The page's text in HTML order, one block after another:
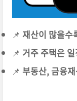
📌 재산이 많을수
📌 거주 주택은
📌 부동산, 금융